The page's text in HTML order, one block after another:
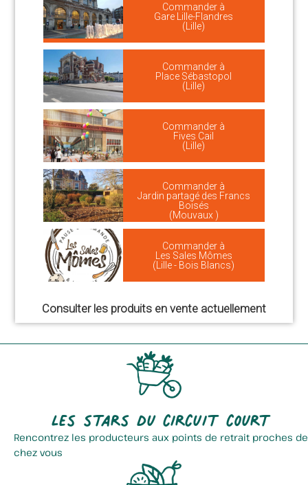
Commander à
Gare Lille-Flandres
(Lille)
Commander à
Place Sébastopol
(Lille)
Commander à
Fives Cail
(Lille)
Commander à
Jardin partagé des Francs
Boisés
(Mouvaux )
Commander à
Les Sales Mômes
(Lille - Bois Blancs)
Consulter les produits en vente actuellement
Les stars du circuit court
Rencontrez les producteurs aux points de retrait proches de
chez vous